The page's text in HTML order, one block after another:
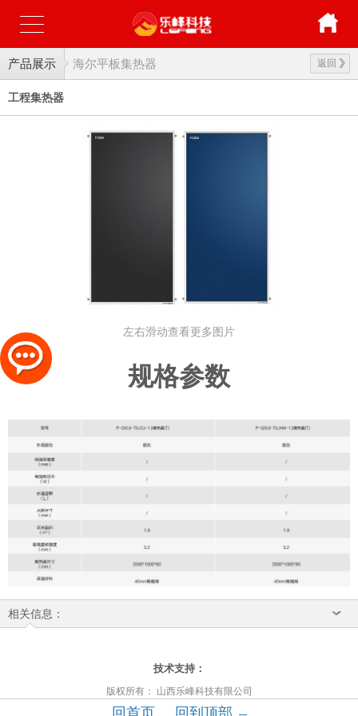
产品展示 返回
海尔平板集热器
工程集热器
左右滑动查看更多图片
规格参数
相关信息：
技术支持：
版权所有： 山西乐峰科技有限公司